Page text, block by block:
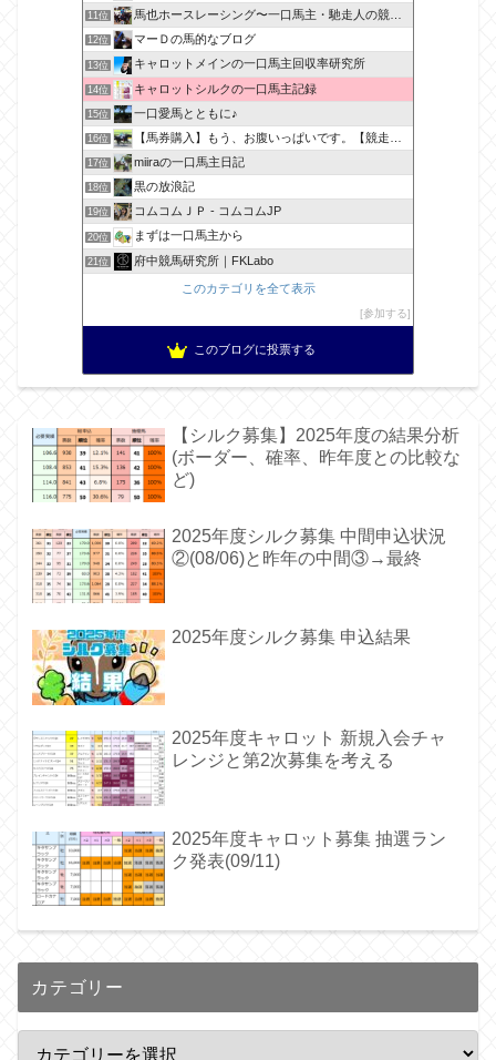
11位 馬也ホースレーシング〜一口馬主・馳走人の競馬備忘録〜
12位 マーＤの馬的なブログ
13位 キャロットメインの一口馬主回収率研究所
14位 キャロットシルクの一口馬主記録
15位 一口愛馬とともに♪
16位 【馬券購入】もう、お腹いっぱいです。【競走馬出資】
17位 miiraの一口馬主日記
18位 黒の放浪記
19位 コムコムＪＰ - コムコムJP
20位 まずは一口馬主から
21位 府中競馬研究所｜FKLabo
このカテゴリを全て表示
参加する
このブログに投票する
【シルク募集】2025年度の結果分析
(ボーダー、確率、昨年度との比較な
ど)
2025年度シルク募集 中間申込状況
②(08/06)と昨年の中間③→最終
2025年度シルク募集 申込結果
2025年度キャロット 新規入会チャ
レンジと第2次募集を考える
2025年度キャロット募集 抽選ラン
ク発表(09/11)
カテゴリー